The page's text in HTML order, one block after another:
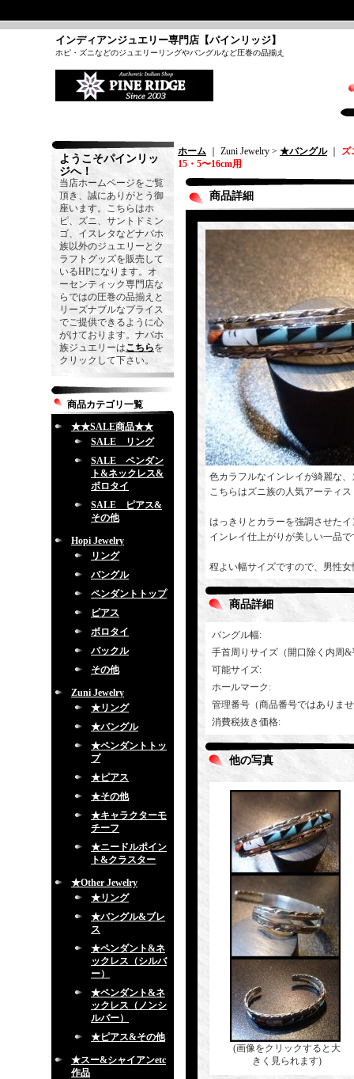
インディアンジュエリー専門店【パインリッジ】
ホピ・ズニなどのジュエリーリングやバングルなど圧巻の品揃え
ようこそパインリッ
ジへ！
当店ホームページをご覧
頂き、誠にありがとう御
座います。こちらはホ
ピ、ズニ、サントドミン
ゴ、イスレタなどナバホ
族以外のジュエリーとク
ラフトグッズを販売して
いるHPになります。オ
ーセンティック専門店な
らではの圧巻の品揃えと
リーズナブルなプライス
でご提供できるように心
がけております。ナバホ
族ジュエリーはこちらを
クリックして下さい。
商品カテゴリ一覧
★★SALE商品★★
SALE リング
SALE ペンダン
ト&ネックレス&
ボロタイ
SALE ピアス&
その他
Hopi Jewelry
リング
バングル
ペンダントトップ
ピアス
ボロタイ
バックル
その他
Zuni Jewelry
★リング
★バングル
★ペンダントトッ
プ
★ピアス
★その他
★キャラクターモ
チーフ
★ニードルポイン
ト&クラスター
★Other Jewelry
★リング
★バングル&ブレ
ス
★ペンダント&ネ
ックレス（シルバ
ー）
★ペンダント&ネ
ックレス（ノンシ
ルバー）
★ピアス&その他
★スー&シャイアンetc
作品
ホーム ｜ Zuni Jewelry > ★バングル｜
15・5〜16cm用
商品詳細
色カラフルなインレイが綺麗な
こちらはズニ族の人気アーティ
はっきりとカラーを強調させた
インレイ仕上がりが美しい一品で
程よい幅サイズですので、男性
商品詳細
バングル幅:
手首周りサイズ（開口除く内周&
可能サイズ:
ホールマーク :
管理番号（商品番号ではありま
消費税抜き価格:
他の写真
(画像をクリックすると大
きく見られます)